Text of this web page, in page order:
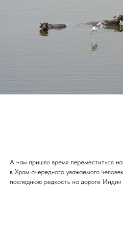
А нам пришло время переместиться
в Храм очередного уважаемого
последнюю редкость на дороге